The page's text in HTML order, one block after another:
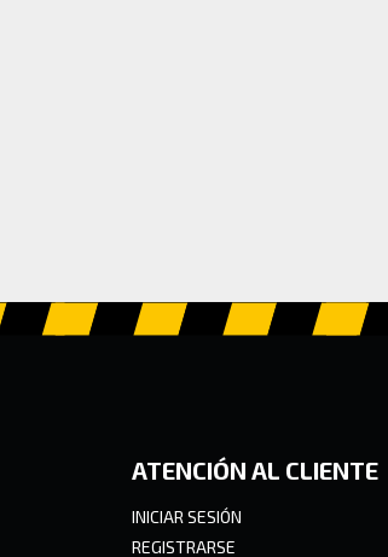
ATENCIÓN AL CLIENTE
INICIAR SESIÓN
REGISTRARSE